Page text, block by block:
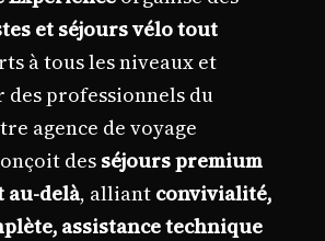
et séjours vélo tout
à tous les niveaux et
des professionnels du
agence de voyage
des séjours premium
au-delà, alliant convivialité,
assistance technique